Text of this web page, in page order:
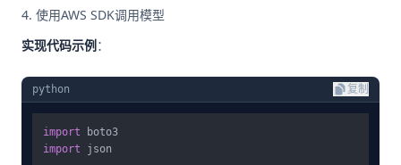
使用AWS SDK调用模型
实现代码示例 ：
python 复制
import
import json